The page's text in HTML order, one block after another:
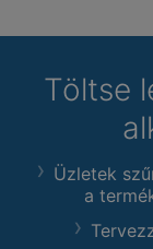
Töltse
Üzletek
a